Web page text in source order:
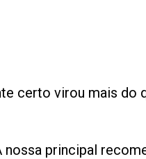
certo virou mais do
principal